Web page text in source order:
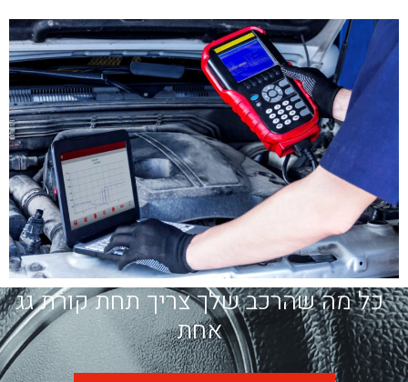
כל מה שהרכב שלך צריך תחת קורת גג
אחת